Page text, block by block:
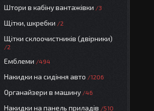
Штори в кабіну вантажівки 3
Щітки, шкребки 2
Щітки склоочистників (двірники)
2
Емблеми 494
Накидки на сидіння авто 1206
Органайзери в машину 46
Накидки на панель приладів 510